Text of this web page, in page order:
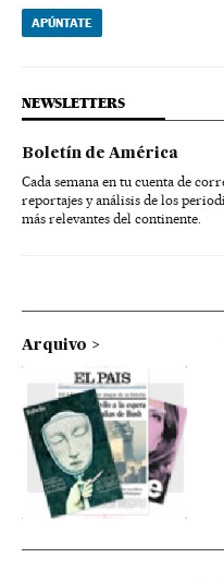
APÚNTATE
NEWSLETTERS
Boletín de América
Cada semana en tu cuenta de
reportajes y análisis de los
más relevantes del continente.
Arquivo